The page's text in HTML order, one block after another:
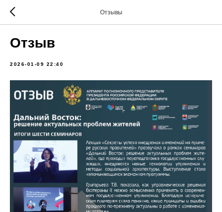
Отзывы
Отзыв
2026-01-09 22:40